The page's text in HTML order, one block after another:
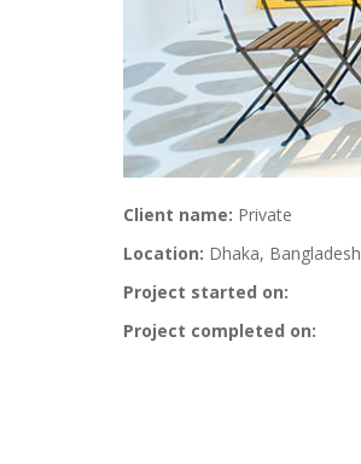
Client name: Private
Location: Dhaka, Bangladesh
Project started on:
Project completed on: